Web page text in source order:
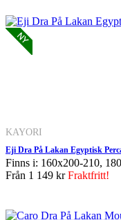
KAYORI
Eji Dra På Lakan Egyptisk
Finns i: 160x200-210,
Från 1 149 krFraktfritt!